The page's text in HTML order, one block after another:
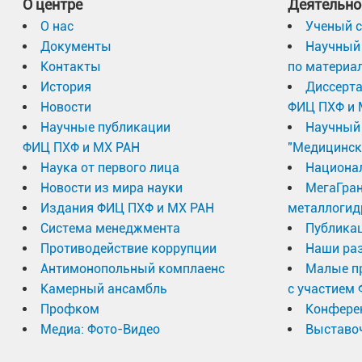
О центре
О нас
Документы
Контакты
История
Новости
Научные публикации
ФИЦ ПХФ и МХ РАН
Наука от первого лица
Новости из мира науки
Издания ФИЦ ПХФ и МХ РАН
Система менеджмента
Противодействие коррупции
Антимонопольный комплаенс
Камерный ансамбль
Профком
Медиа: Фото-Видео
Ученый
Научный
по
ФИЦ ПХФ и
Научный
Наши
Малые
с